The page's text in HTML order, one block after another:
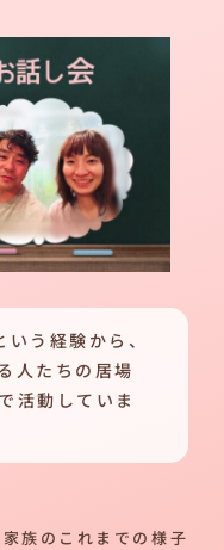
う経験から、
人たちの居場
活動していま
族のこれまでの様子